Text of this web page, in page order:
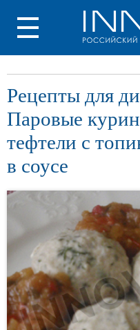
Рецепты для
Паровые
тефтели с
в соусе